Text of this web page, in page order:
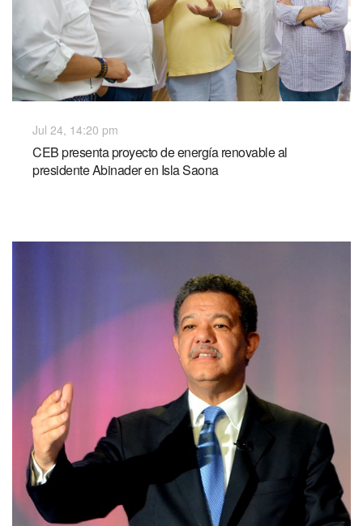
Jul 24, 14:20 pm
CEB presenta proyecto de energía renovable al
presidente Abinader en Isla Saona